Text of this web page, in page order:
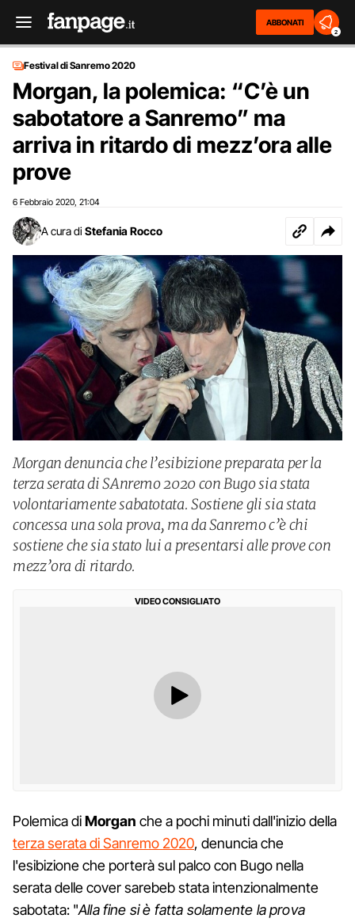
ABBONATI
2
Festival di Sanremo 2020
Morgan, la polemica: “C’è un
sabotatore a Sanremo” ma
arriva in ritardo di mezz’ora alle
prove
6 Febbraio 2020 21:04
A cura di Stefania Rocco
Morgan denuncia che l’esibizione preparata per la
terza serata di SAnremo 2020 con Bugo sia stata
volontariamente sabatotata. Sostiene gli sia stata
concessa una sola prova, ma da Sanremo c’è chi
sostiene che sia stato lui a presentarsi alle prove con
mezz’ora di ritardo.
VIDEO CONSIGLIATO
Polemica diMorgan che a pochi minuti dall'inizio della
terza serata di Sanremo 2020, denuncia che
l'esibizione che porterà sul palco con Bugo nella
serata delle cover sarebeb stata intenzionalmente
sabotata: "Alla fine si è fatta solamente la prova